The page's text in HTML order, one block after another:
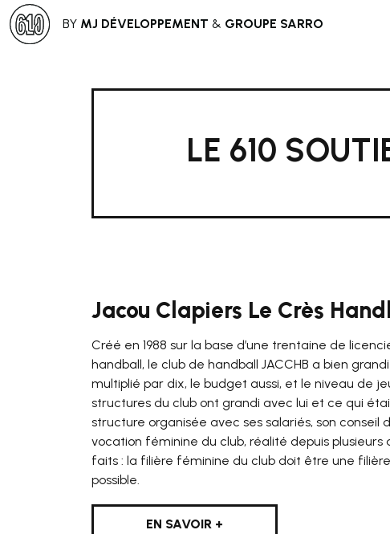
BY MJ DÉVELOPPEMENT & GROUPE SARRO
LE 610
Jacou Clapiers Le Crès
Créé en 1988 sur la base d’une trentaine de
handball, le club de handball JACCHB a bien
multiplié par dix, le budget aussi, et le niveau de
structures du club ont grandi avec lui et ce qui
structure organisée avec ses salariés, son conseil
vocation féminine du club, réalité depuis
faits : la filière féminine du club doit être une
possible.
EN SAVOIR +